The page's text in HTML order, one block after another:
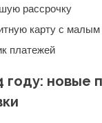
рассрочку
карту с
платежей
году: новые